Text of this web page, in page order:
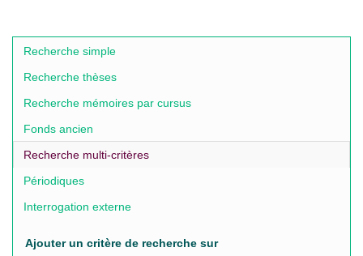
Recherche simple
Recherche thèses
Recherche mémoires par cursus
Fonds ancien
Recherche multi-critères
Périodiques
Interrogation externe
Ajouter un critère de recherche sur